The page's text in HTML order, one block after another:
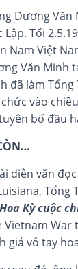
Dương Văn
Tối
Nam Việt
Văn Minh
đã làm
vào
bố đầu
diễn văn
Tổng
Kỳ cuộc
Vietnam
giả vỗ tay